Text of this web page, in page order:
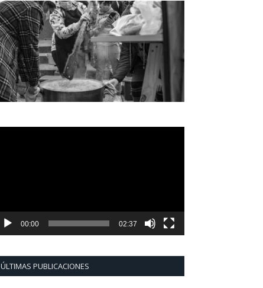
00:00 02:37
ÚLTIMAS PUBLICACIONES